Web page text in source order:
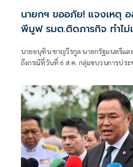
นายกฯ ขออภัย! แจงเหตุ
พีมูฟ รมต.ติดภารกิจ ทำไม่
นายอนุทิน ชาญวีรกูล นายกรัฐมนตรีแล
ถึงกรณีที่วันที่ 6 ส.ค. กลุ่มขบวนการปร
การกำชับเพื่อไม่ให้เกิดการบานปลายอ
ที่ 6 ส.ค.